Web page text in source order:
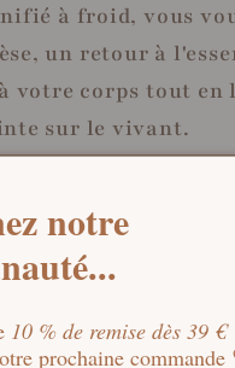
à froid, vous
un retour à
votre corps tout
sur le vivant.
: la
notre
10 % de remise dès 39 €
prochaine commande